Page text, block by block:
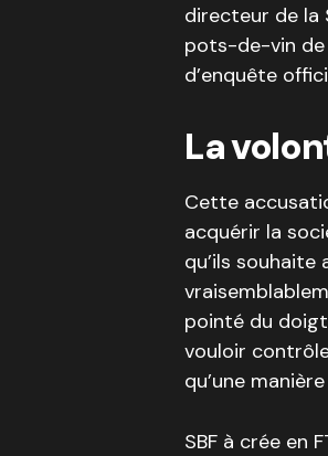
directeur de la
pots-de-vin de
d’enquête
La
Cette
acquérir la
qu’ils
pointé du doigt
vouloir
qu’une
SBF à crée en